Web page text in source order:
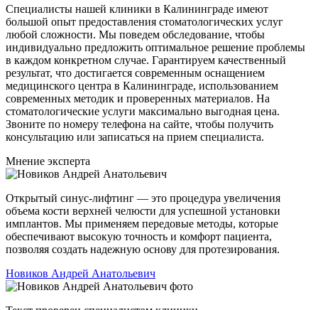
Специалисты нашей клиники в Калининграде имеют
большой опыт предоставления стоматологических услуг
любой сложности. Мы поведем обследование, чтобы
индивидуально предложить оптимальное решение проблемы
в каждом конкретном случае. Гарантируем качественный
результат, что достигается современным оснащением
медицинского центра в Калининграде, использованием
современных методик и проверенных материалов. На
стоматологические услуги максимально выгодная цена.
Звоните по номеру телефона на сайте, чтобы получить
консультацию или записаться на прием специалиста.
Мнение эксперта
Открытый синус-лифтинг — это процедура увеличения
объема кости верхней челюсти для успешной установки
имплантов. Мы применяем передовые методы, которые
обеспечивают высокую точность и комфорт пациента,
позволяя создать надежную основу для протезирования.
Новиков Андрей Анатольевич